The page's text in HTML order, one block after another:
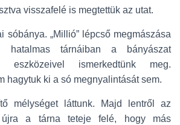
visszafelé is megtettük az utat.
sóbánya. „Millió” lépcső megmászása
tárnáiban a bányászat
eszközeivel ismerkedtünk meg.
hagytuk ki a só megnyalintását sem.
mélységet láttunk. Majd lentről az
újra a tárna teteje felé, hogy más